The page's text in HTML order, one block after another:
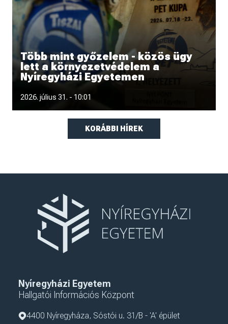
Több mint győzelem - közös ügy
lett a környezetvédelem a
Nyíregyházi Egyetemen
Hónapokon át tartó felkészülés, közös tervezés, fizikai
2026. július 31. - 10:01
KORÁBBI HÍREK
Nyíregyházi Egyetem
Hallgatói Információs Központ
4400 Nyíregyháza, Sóstói u. 31/B - 'A' épület